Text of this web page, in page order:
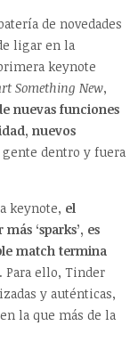
de novedades
ligar en la
keynote
Something New,
nuevas funciones
nuevos
gente dentro y fuera
keynote, el
‘sparks’, es
match termina
. Para ello, Tinder
y auténticas,
la que más de la